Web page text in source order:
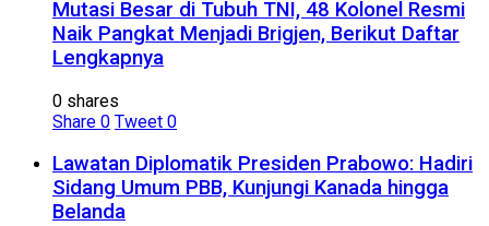
Mutasi Besar di Tubuh TNI, 48 Kolonel Resmi
Naik Pangkat Menjadi Brigjen, Berikut Daftar
Lengkapnya
0 shares
Share 0 Tweet 0
Lawatan Diplomatik Presiden Prabowo: Hadiri
Sidang Umum PBB, Kunjungi Kanada hingga
Belanda